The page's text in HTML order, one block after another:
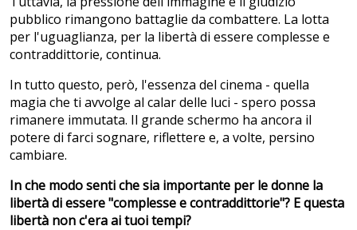
pubblico rimangono battaglie da combattere. La lotta
per l'uguaglianza, per la libertà di essere complesse e
contraddittorie, continua.
In tutto questo, però, l'essenza del cinema - quella
magia che ti avvolge al calar delle luci - spero possa
rimanere immutata. Il grande schermo ha ancora il
potere di farci sognare, riflettere e, a volte, persino
cambiare.
In che modo senti che sia importante per le donne la
libertà di essere "complesse e contraddittorie"? E questa
libertà non c'era ai tuoi tempi?